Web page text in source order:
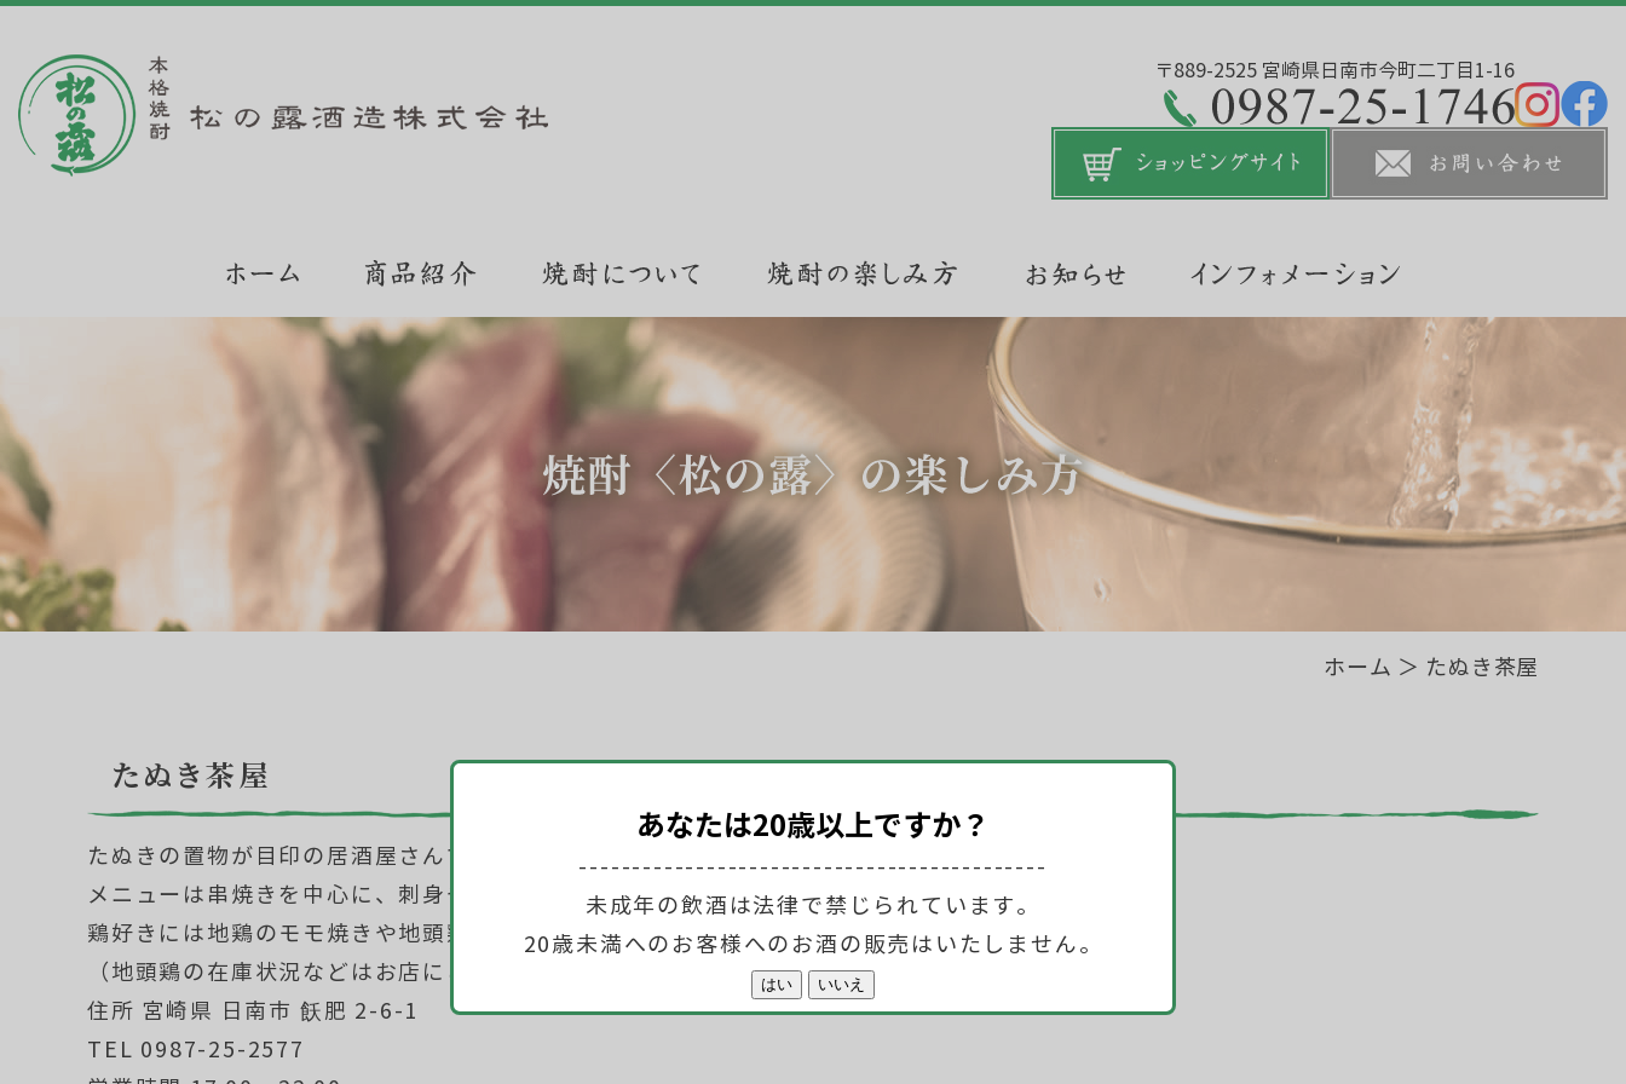
〒889-2525 宮崎県日南市今町二丁目1-16
ホーム ＞ たぬき茶屋
たぬき茶屋
たぬきの置物が目印の居酒屋さんです。
メニューは串焼きを中心に、刺身や唐揚げなど豊富です。
鶏好きには地鶏のモモ焼きや地頭鶏の刺身もおすすめです。
（地頭鶏の在庫状況などはお店にご確認ください。）
住所 宮崎県 日南市 飫肥 2-6-1
TEL 0987-25-2577
あなたは20歳以上ですか？
--------------------------------------------
未成年の飲酒は法律で禁じられています。
20歳未満へのお客様へのお酒の販売はいたしません。